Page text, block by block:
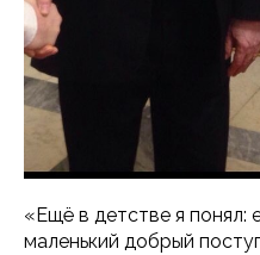
«Ещё в детстве я понял:
маленький добрый